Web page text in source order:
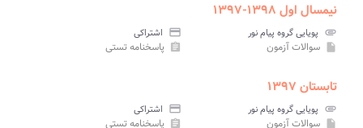
نیمسال اول ۱۳۹۸-۱۳۹۷
attachment پویایی گروه پیام نور credit_card اشتراکی
insert_drive_file سوالات آزمون assignment پاسخنامه تستی
تابستان ۱۳۹۷
attachment پویایی گروه پیام نور credit_card اشتراکی
insert_drive_file سوالات آزمون assignment پاسخنامه تستی